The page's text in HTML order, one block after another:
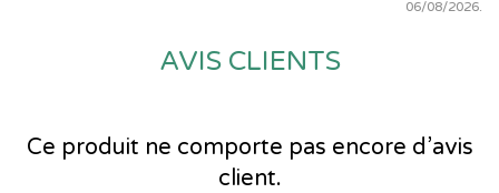
06/08/2026.
AVIS CLIENTS
Ce produit ne comporte pas encore d’avis
client.